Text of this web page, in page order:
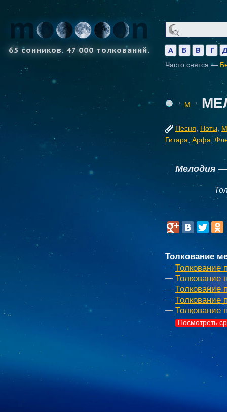
65 сонников. 47 000 толкований. А Б В Г
Часто снятся —
М
Песня Ноты
Гитара Арфа ,
Мелодия —
Толкование
Толкование
Толкование
Толкование
Толкование
Толкование
Посмотреть